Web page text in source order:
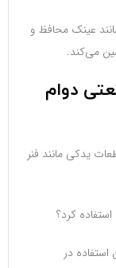
عینک محافظ و
می‌کند.
دوام
یدکی مانند فنر
در